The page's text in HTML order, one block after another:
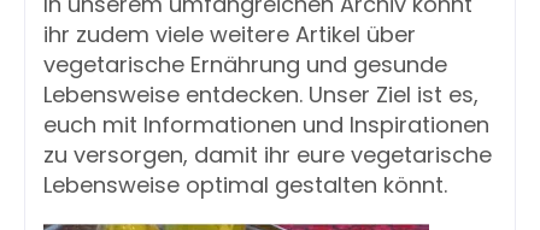
ihr zudem viele weitere Artikel über
vegetarische Ernährung und gesunde
Lebensweise entdecken. Unser Ziel ist es,
euch mit Informationen und Inspirationen
zu versorgen, damit ihr eure vegetarische
Lebensweise optimal gestalten könnt.